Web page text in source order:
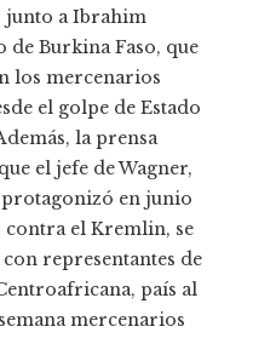
junto a Ibrahim
Burkina Faso, que
los mercenarios
el golpe de Estado
la prensa
el jefe de Wagner,
en junio
el Kremlin, se
representantes de
país al
mercenarios